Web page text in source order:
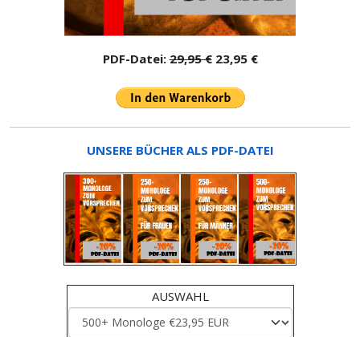
PDF-Datei:29,95 €23,95 €
UNSERE BÜCHER ALS PDF-DATEI
AUSWAHL